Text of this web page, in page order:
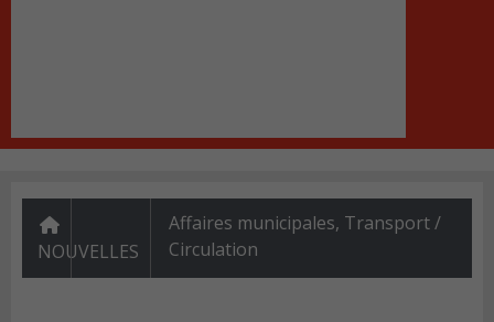
NOUVELLES
Affaires municipales, Transport /
Circulation